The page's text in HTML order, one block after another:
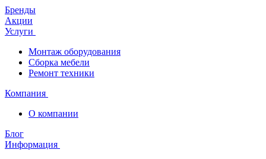
Бренды
Акции
Услуги
Монтаж оборудования
Сборка мебели
Ремонт техники
Компания
О компании
Блог
Информация